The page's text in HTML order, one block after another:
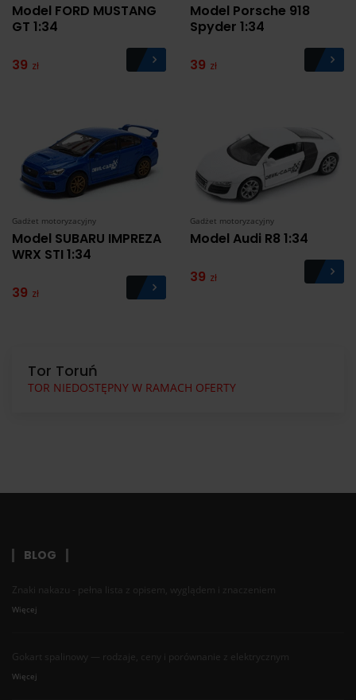
Model FORD MUSTANG
GT 1:34
39 zł
Model Porsche 918
Spyder 1:34
39 zł
Gadżet motoryzacyjny
Model SUBARU IMPREZA
WRX STI 1:34
39 zł
Gadżet motoryzacyjny
Model Audi R8 1:34
39 zł
Tor Toruń
TOR NIEDOSTĘPNY W RAMACH OFERTY
BLOG
Znaki nakazu - pełna lista z opisem, wyglądem i znaczeniem
Więcej
Gokart spalinowy — rodzaje, ceny i porównanie z elektrycznym
Więcej